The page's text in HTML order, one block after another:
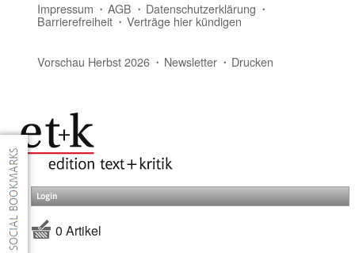
Impressum AGB Datenschutzerklärung
Barrierefreiheit Verträge hier kündigen
Vorschau Herbst 2026 Newsletter Drucken
Login
0 Artikel